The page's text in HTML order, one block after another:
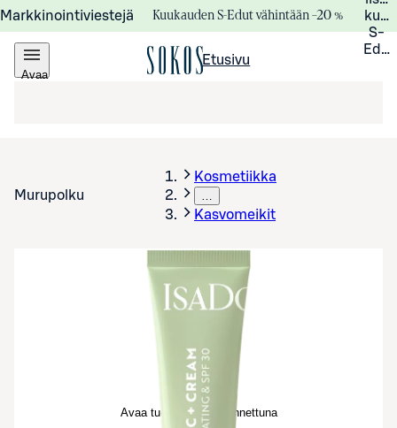
Markkinointiviestejä Kuukauden S-Edut vähintään –20 %
S-
Avaa
Etusivu
Murupolku
Kosmetiikka
…
Kasvomeikit
Avaa tuotekuva suurennettuna